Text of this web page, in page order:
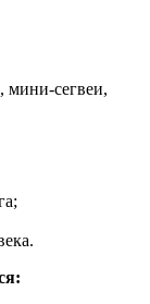
мини-сегвеи,